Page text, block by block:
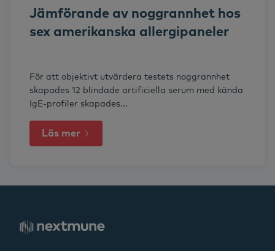
Jämförande av noggrannhet hos
sex amerikanska allergipaneler
För att objektivt utvärdera testets noggrannhet
skapades 12 blindade artificiella serum med kända
IgE-profiler skapades...
Läs mer